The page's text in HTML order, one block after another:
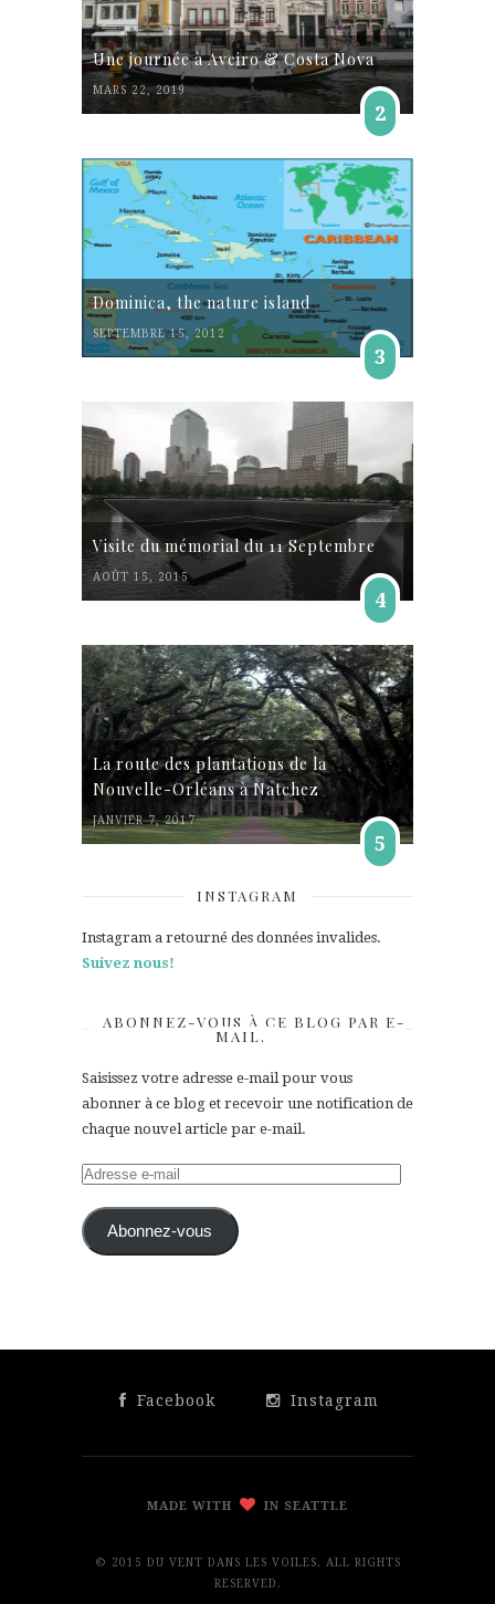
Une journée à Aveiro & Costa Nova
MARS 22, 2019
2
Dominica, the nature island
SEPTEMBRE 15, 2012
3
Visite du mémorial du 11 Septembre
AOÛT 15, 2015
4
La route des plantations de la
Nouvelle-Orléans à Natchez
JANVIER 7, 2017
5
INSTAGRAM
Instagram a retourné des données invalides.
Suivez nous!
ABONNEZ-VOUS À CE BLOG PAR E-
MAIL.
Saisissez votre adresse e-mail pour vous
abonner à ce blog et recevoir une notification de
chaque nouvel article par e-mail.
Adresse
mail Abonnez-vous
Facebook Instagram
MADE WITH IN SEATTLE
© 2015 DU VENT DANS LES VOILES. ALL RIGHTS
RESERVED.